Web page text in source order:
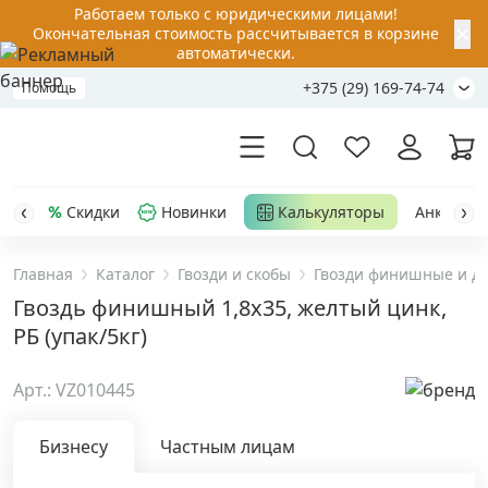
Работаем только с юридическими лицами!
Окончательная стоимость рассчитывается в корзине
автоматически.
Помощь +375 (29) 169-74-74
Акции
Распродажа
Уценка
Анкерная техника
Скидки Новинки Калькуляторы Анкер-
Главная Каталог Гвозди и скобы Гвозди финишные и
Гвоздь финишный 1,8х35, желтый цинк,
РБ (упак/5кг)
Арт.: VZ010445
Бизнесу Частным лицам